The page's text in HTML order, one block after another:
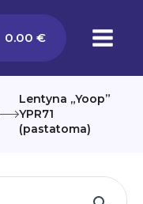
0.00 €
Lentyna „Yoop”
YPR71
(pastatoma)